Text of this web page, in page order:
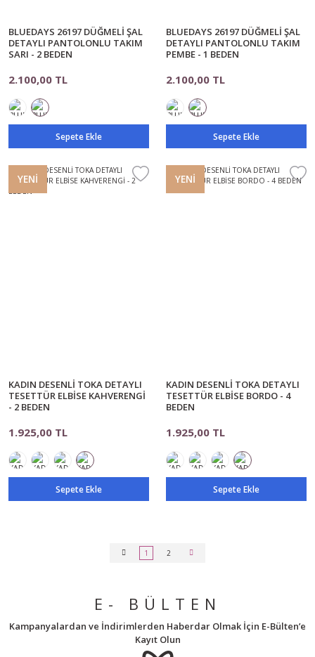
BLUEDAYS 26197 DÜĞMELİ ŞAL
DETAYLI PANTOLONLU TAKIM
SARI - 2 BEDEN
2.100,00 TL
Sepete Ekle
BLUEDAYS 26197 DÜĞMELİ ŞAL
DETAYLI PANTOLONLU TAKIM
PEMBE - 1 BEDEN
2.100,00 TL
Sepete Ekle
YENİ
KADIN DESENLİ TOKA DETAYLI
TESETTÜR ELBİSE KAHVERENGİ
- 2 BEDEN
1.925,00 TL
Sepete Ekle
YENİ
KADIN DESENLİ TOKA DETAYLI
TESETTÜR ELBİSE BORDO - 4
BEDEN
1.925,00 TL
Sepete Ekle
1 2
E- BÜLTEN
Kampanyalardan ve İndirimlerden Haberdar Olmak İçin E-Bülten’e
Kayıt Olun